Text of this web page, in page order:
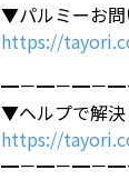
▼パルミーお問
https://
━－━－━－
▼ヘルプで解決
https://
━－━－━－